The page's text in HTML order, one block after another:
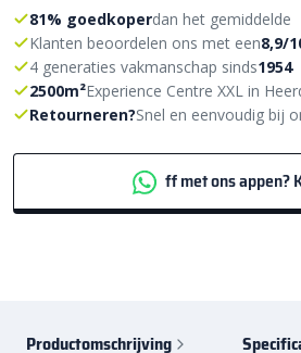
81% goedkoperdan het gemiddelde
Klanten beoordelen ons met een8,9/
4 generaties vakmanschap sinds1954
2500m²Experience Centre XXL in
Retourneren?Snel en eenvoudig bij
ff met ons appen?
Productomschrijving